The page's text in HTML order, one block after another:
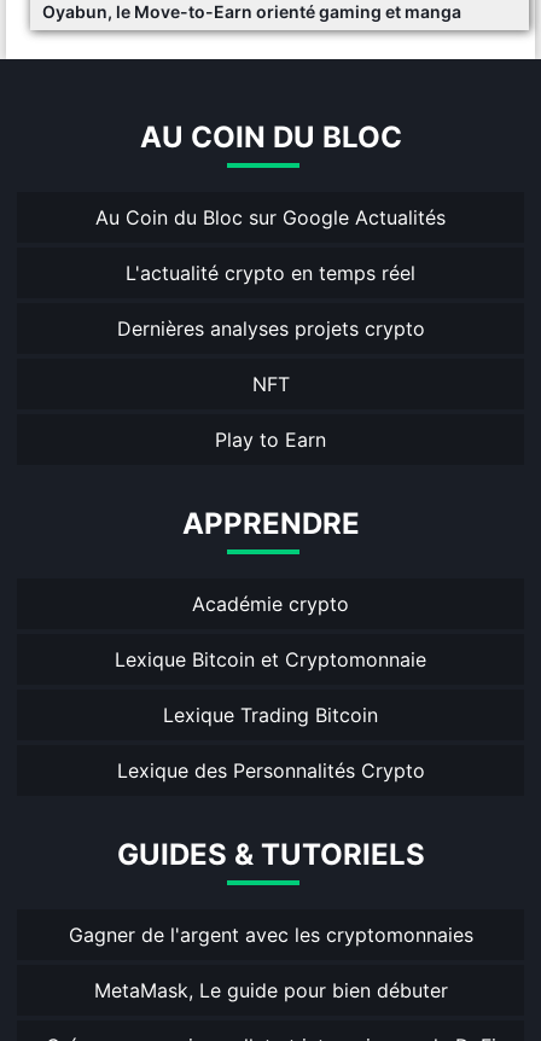
Oyabun, le Move-to-Earn orienté gaming et manga
AU COIN DU BLOC
Au Coin du Bloc sur Google Actualités
L'actualité crypto en temps réel
Dernières analyses projets crypto
NFT
Play to Earn
APPRENDRE
Académie crypto
Lexique Bitcoin et Cryptomonnaie
Lexique Trading Bitcoin
Lexique des Personnalités Crypto
GUIDES & TUTORIELS
Gagner de l'argent avec les cryptomonnaies
MetaMask, Le guide pour bien débuter